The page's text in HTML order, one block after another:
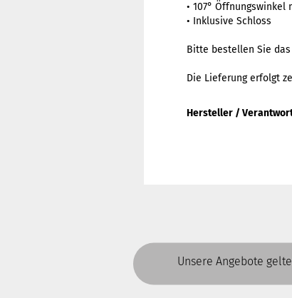
• 107° Öffnungswinkel
• Inklusive Schloss
Bitte bestellen Sie das
Die Lieferung erfolgt
Hersteller /
Unsere Angebote